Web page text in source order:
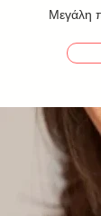
Μεγάλη